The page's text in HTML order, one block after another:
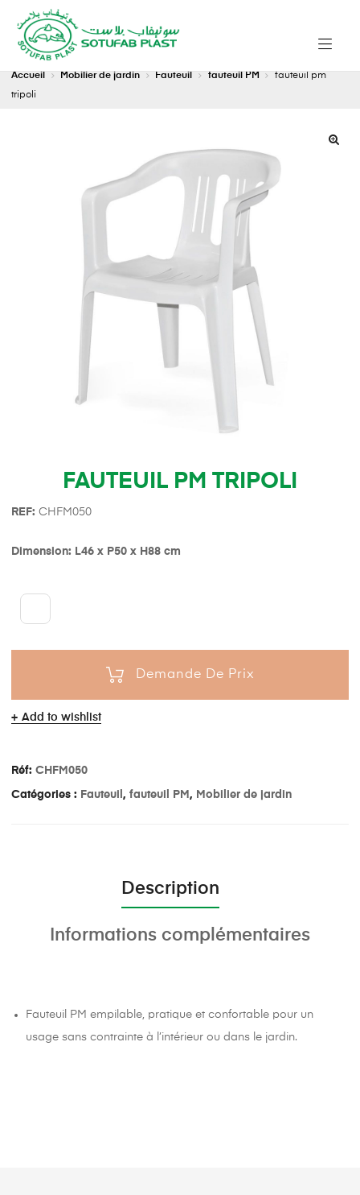
Accueil Mobilier de jardin Fauteuil fauteuil PM
fauteuil pm
tripoli
FAUTEUIL PM TRIPOLI
REF: CHFM050
Dimension: L46 x P50 x H88 cm
Demande De Prix
Add to wishlist
Réf: CHFM050
Catégories : Fauteuil , fauteuil PM , Mobilier de jardin
Description
Informations complémentaires
Fauteuil PM empilable, pratique et confortable pour un
usage sans contrainte à l’intérieur ou dans le jardin.